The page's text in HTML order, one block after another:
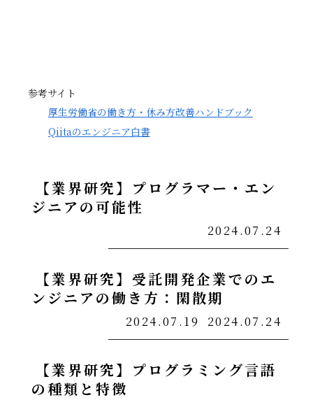
参考サイト
厚生労働省の働き方・休み方改善ハンドブック
Qiitaのエンジニア白書
【業界研究】プログラマー・エン
ジニアの可能性
2024.07.24
【業界研究】受託開発企業でのエ
ンジニアの働き方：閑散期
2024.07.19 2024.07.24
【業界研究】プログラミング言語
の種類と特徴